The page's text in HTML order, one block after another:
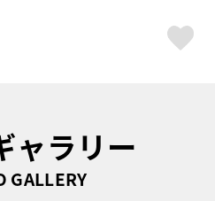
ャラリー
GALLERY